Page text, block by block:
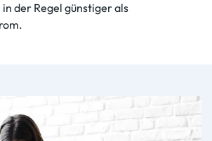
der Regel günstiger als